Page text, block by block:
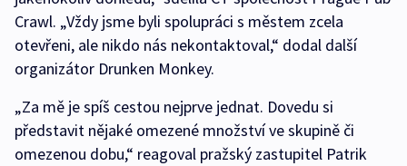
Crawl. „Vždy jsme byli spolupráci s městem zcela
otevřeni, ale nikdo nás nekontaktoval,“ dodal další
organizátor Drunken Monkey.
„Za mě je spíš cestou nejprve jednat. Dovedu si
představit nějaké omezené množství ve skupině či
omezenou dobu,“ reagoval pražský zastupitel Patrik